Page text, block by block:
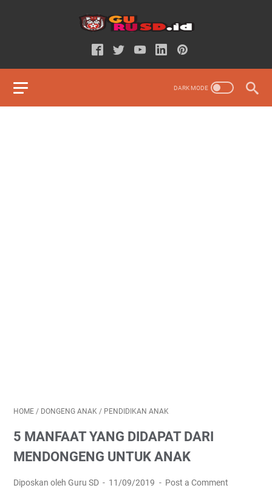
HOME / DONGENG ANAK / PENDIDIKAN ANAK
5 MANFAAT YANG DIDAPAT DARI
MENDONGENG UNTUK ANAK
Diposkan oleh Guru SD 11/09/2019 Post a Comment